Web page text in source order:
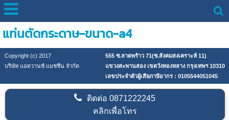
แท่นตัดกระดาษ-ขนาด-a4
Copyright (c) 2017
555 ซ.ลาดพร้าว 71(ซ.สังคมสงเคราะห์ 11)
บริษัท แอดวานซ์ แมชชีน จำกัด
แขวงสะพานสอง เขตวังทองหลาง กรุงเทพฯ 10310
เลขประจำตัวผู้เสียภาษีอากร : 0105544051045
ติดต่อ0871222245
คลิกเพื่อโทร